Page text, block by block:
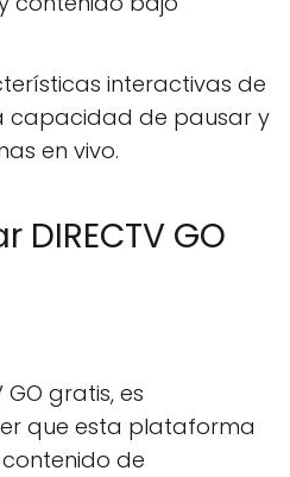
interactivas de
capacidad de pausar y
en vivo.
GO
GO gratis, es
que esta plataforma
de